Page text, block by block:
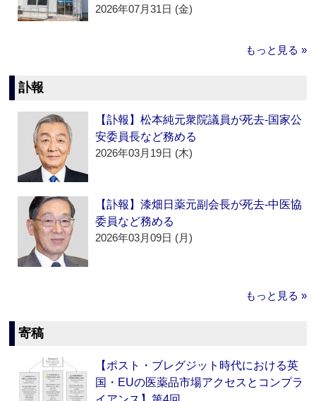
2026年07月31日 (金)
もっと見る »
訃報
【訃報】松本純元衆院議員が死去‐国家公
安委員長など務める
2026年03月19日 (木)
【訃報】漆畑日薬元副会長が死去‐中医協
委員など務める
2026年03月09日 (月)
もっと見る »
寄稿
【ポスト・ブレグジット時代における英
国・EUの医薬品市場アクセスとコンプラ